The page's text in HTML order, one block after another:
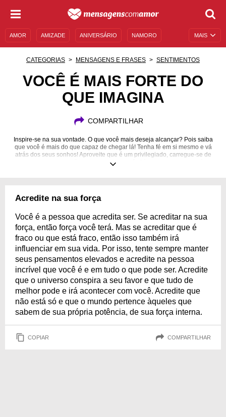
MAIS
AMOR AMIZADE ANIVERSÁRIO NAMORO
UNIVERSO FEMININO
MENSAGENS E FRASES MENSAGENS DE ANIVERSÁRIO
CATEGORIAS MENSAGENS E FRASES SENTIMENTOS
VOCÊ É MAIS FORTE DO
QUE IMAGINA
COMPARTILHAR
Inspire-se na sua vontade. O que você mais deseja alcançar? Pois saiba
que você é mais do que capaz de chegar lá! Tenha fé em si mesmo e vá
atrás dos seus sonhos! Aproveite que é um privilegiado, carregue-se de
otimismo e as coisas vão dar certo para você. Só depende da sua própria
Acredite na sua força
Você é a pessoa que acredita ser. Se acreditar na sua
força, então força você terá. Mas se acreditar que é
fraco ou que está fraco, então isso também irá
influenciar em sua vida. Por isso, tente sempre manter
seus pensamentos elevados e acredite na pessoa
incrível que você é e em tudo o que pode ser. Acredite
que o universo conspira a seu favor e que tudo de
melhor pode e irá acontecer com você. Acredite que
não está só e que o mundo pertence àqueles que
sabem de sua própria potência, de sua força interna.
COPIAR COMPARTILHAR